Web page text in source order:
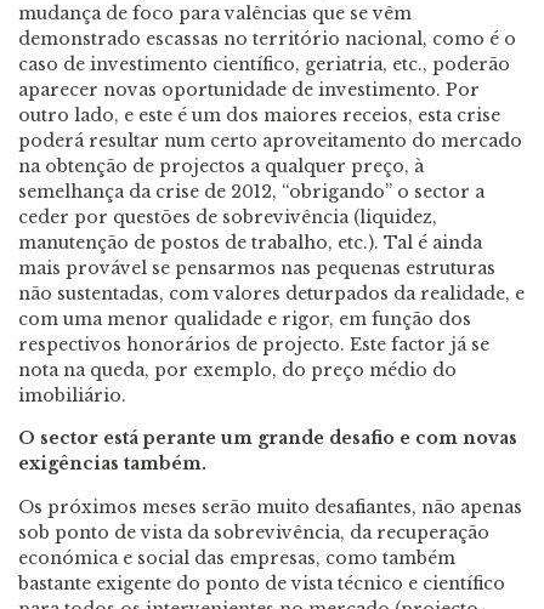
mudança de foco para valências que se vêm
demonstrado escassas no território nacional, como é o
caso de investimento científico, geriatria, etc., poderão
aparecer novas oportunidade de investimento. Por
outro lado, e este é um dos maiores receios, esta crise
poderá resultar num certo aproveitamento do mercado
na obtenção de projectos a qualquer preço, à
semelhança da crise de 2012, “obrigando” o sector a
ceder por questões de sobrevivência (liquidez,
manutenção de postos de trabalho, etc.). Tal é ainda
mais provável se pensarmos nas pequenas estruturas
não sustentadas, com valores deturpados da realidade, e
com uma menor qualidade e rigor, em função dos
respectivos honorários de projecto. Este factor já se
nota na queda, por exemplo, do preço médio do
imobiliário.
O sector está perante um grande desafio e com novas
exigências também.
Os próximos meses serão muito desafiantes, não apenas
sob ponto de vista da sobrevivência, da recuperação
económica e social das empresas, como também
bastante exigente do ponto de vista técnico e científico